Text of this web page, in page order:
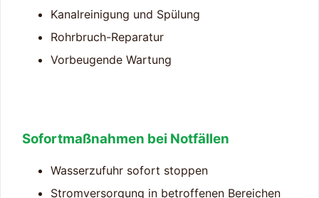
Kanalreinigung und Spülung
Rohrbruch-Reparatur
Vorbeugende Wartung
Sofortmaßnahmen bei Notfällen
Wasserzufuhr sofort stoppen
Stromversorgung in betroffenen Bereichen